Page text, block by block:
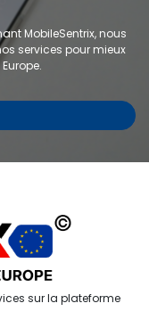
0
Compte
MobileSentrix, nous
services pour mieux
sur la plateforme
droits réservés